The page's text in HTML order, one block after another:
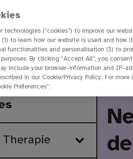
Therapie
technologies (“cookies”) to improve our
to learn how our website is used and
functionalities and personalisation (3) to
By clicking “Accept All”, you
include your browser-information and IP-
in our Cookie/Privacy Policy. For
Preferences”.